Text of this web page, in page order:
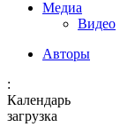
Медиа
Видео
Авторы
:
Календарь
загрузка